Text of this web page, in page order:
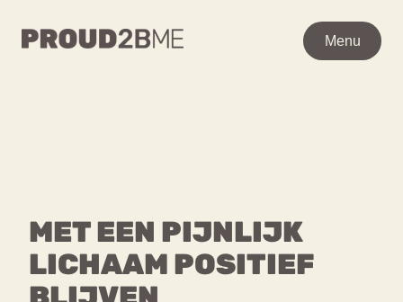
inhoud
Menu
MET EEN PIJNLIJK
LICHAAM POSITIEF
Menu
Content
WAAR BEN JE NAAR OP
Over proud2bme
Contact
Proud in de media